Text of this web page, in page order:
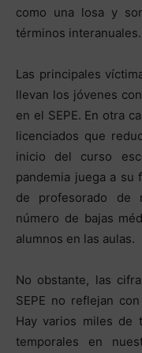
como una losa y
términos interanuales.
Las principales
llevan los jóvenes
en el SEPE. En otra
licenciados que
inicio del curso
pandemia juega a su
de profesorado de
número de bajas
alumnos en las aulas.
No obstante, las
SEPE no reflejan
Hay varios miles de
temporales en